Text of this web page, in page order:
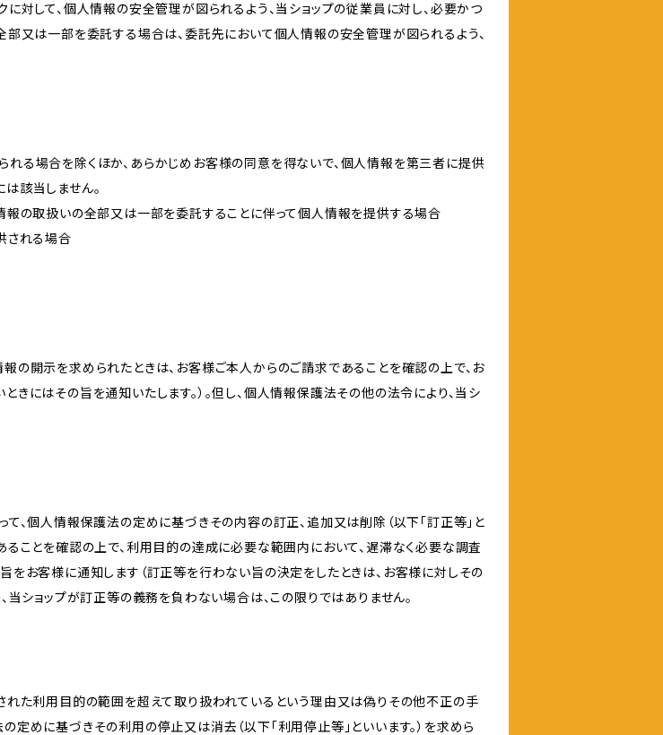
対して、個人情報の安全管理が図られるよう、当ショップの従業員に対し、必要かつ
部又は一部を委託する場合は、委託先において個人情報の安全管理が図られるよう、
る場合を除くほか、あらかじめお客様の同意を得ないで、個人情報を第三者に提供
該当しません。
報の取扱いの全部又は一部を委託することに伴って個人情報を提供する場合
される場合
の開示を求められたときは、お客様ご本人からのご請求であることを確認の上で、お
にはその旨を通知いたします。）。但し、個人情報保護法その他の法令により、当シ
、個人情報保護法の定めに基づきその内容の訂正、追加又は削除（以下「訂正等」と
ることを確認の上で、利用目的の達成に必要な範囲内において、遅滞なく必要な調査
をお客様に通知します（訂正等を行わない旨の決定をしたときは、お客様に対しその
当ショップが訂正等の義務を負わない場合は、この限りではありません。
れた利用目的の範囲を超えて取り扱われているという理由又は偽りその他不正の手
めに基づきその利用の停止又は消去（以下「利用停止等」といいます。）を求めら